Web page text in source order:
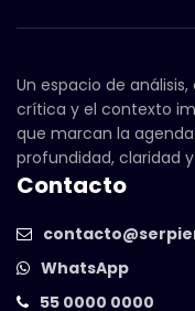
Un espacio de
crítica y el contexto
que marcan la
profundidad, claridad
Contacto
WhatsApp
55 0000 0000